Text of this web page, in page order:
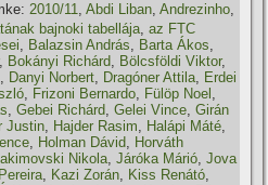
2010/11,Abdi Liban,Andrezinho,
bajnoki tabellája ,az FTC
Balazsin András Barta Ákos
Bokányi Richárd Bölcsföldi Viktor,
Danyi Norbert Dragóner Attila
Erdei
Frizoni Bernardo Fülöp Noel
,Gebei Richárd ,Gelei Vince ,Girán
Justin Hajder Rasim Halápi Máté
Holman Dávid
Horváth
Nikola ,Járóka Márió ,Jova
Kazi Zorán Kiss Renátó